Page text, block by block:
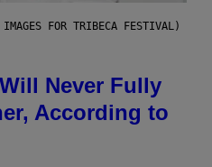
FOR TRIBECA FESTIVAL)
Never Fully
According to